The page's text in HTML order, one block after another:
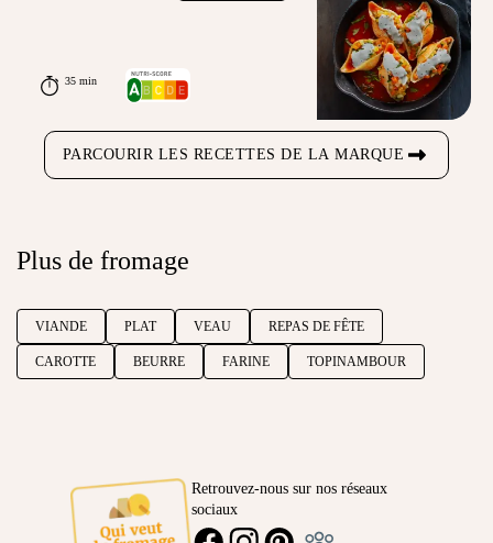
35 min
PARCOURIR LES RECETTES DE LA MARQUE
Plus de fromage
VIANDE PLAT VEAU REPAS DE FÊTE
CAROTTE BEURRE FARINE TOPINAMBOUR
Retrouvez-nous sur nos réseaux
sociaux
FACEBOOKINSTAGRAMPINTEREST